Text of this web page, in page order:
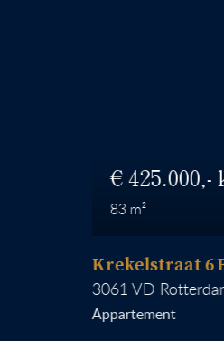
425.000
Krekelstraat 6 B 02
3061 VD Rotterdam
Appartement